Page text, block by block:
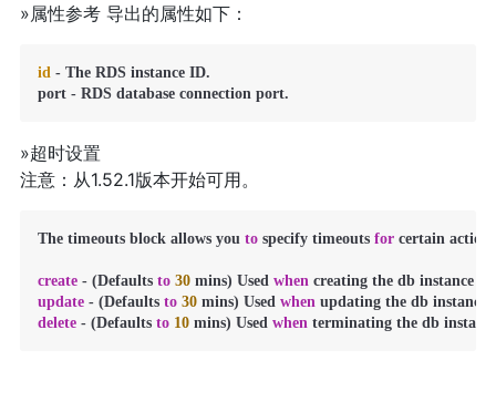
»属性参考 导出的属性如下：
id - The RDS instance ID.
port - RDS database connection port.
»超时设置
注意：从1.52.1版本开始可用。
The timeouts block allows you to specify timeouts for certain
create - (Defaults to 30 mins) Used when creating the db instance
update - (Defaults to 30 mins) Used when updating the db instance
delete - (Defaults to 10 mins) Used when terminating the db